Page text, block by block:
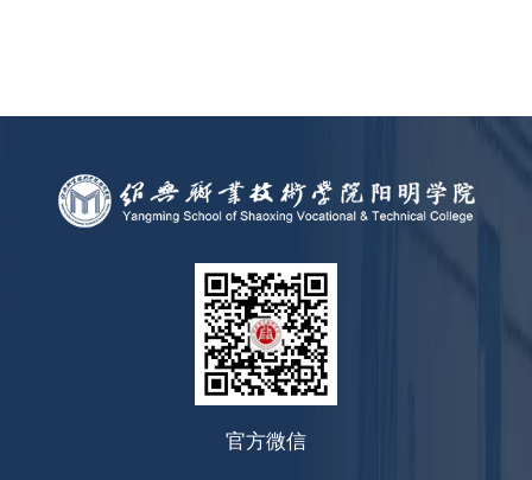
官方微信